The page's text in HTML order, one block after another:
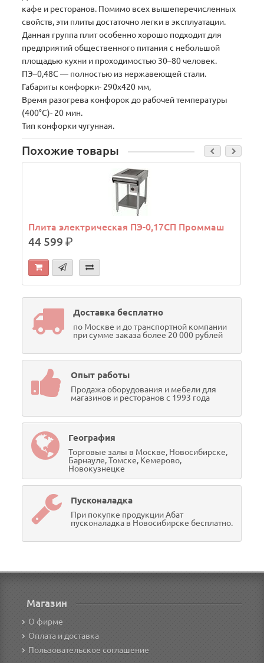
кафе и ресторанов. Помимо всех вышеперечисленных
свойств, эти плиты достаточно легки в эксплуатации.
Данная группа плит особенно хорошо подходит для
предприятий общественного питания с небольшой
площадью кухни и проходимостью 30–80 человек.
ПЭ–0,48С — полностью из нержавеющей стали.
Габариты конфорки- 290х420 мм,
Время разогрева конфорок до рабочей температуры
(400°С)- 20 мин.
Тип конфорки чугунная.
Похожие товары
Плита электрическая ПЭ-0,17СП Проммаш
44 599р.
Доставка бесплатно
по Москве и до транспортной компании
при сумме заказа более 20 000 рублей
Опыт работы
Продажа оборудования и мебели для
магазинов и ресторанов с 1993 года
География
Торговые залы в Москве, Новосибирске,
Барнауле, Томске, Кемерово,
Новокузнецке
Пусконаладка
При покупке продукции Абат
пусконаладка в Новосибирске бесплатно.
Магазин
О фирме
Оплата и доставка
Пользовательское соглашение